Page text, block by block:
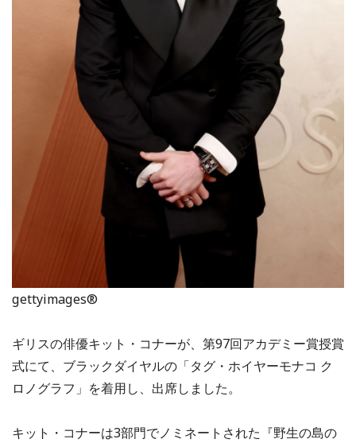
gettyimages®
ギリスの俳優キット・コナーが、第97回アカデミー賞授賞
式にて、ブラックダイヤルの「タグ・ホイヤーモナコ ク
ロノグラフ」を着用し、出席しました。
キット・コナーは3部門でノミネートされた『野生の島の